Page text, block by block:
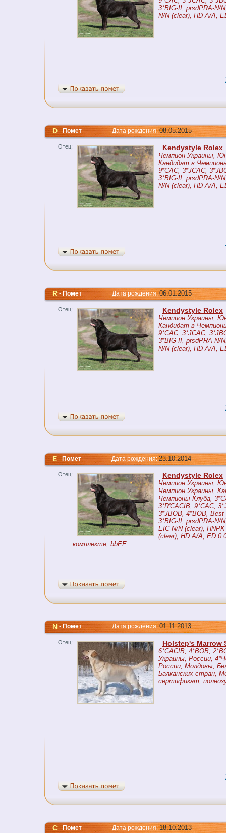
3*BIG-II, prsdPRA-N/
N/N (clear), HD A/A,
D-ПометДата рождения:08.05.2015
Отец: Kendystyle Rolex
Чемпион Украины,
Кандидат в
9*CAC, 3*JCAC,
3*BIG-II, prsdPRA-N/
N/N (clear), HD A/A,
R-ПометДата рождения:06.01.2015
Отец: Kendystyle Rolex
Чемпион Украины,
Кандидат в
9*CAC, 3*JCAC,
3*BIG-II, prsdPRA-N/
N/N (clear), HD A/A,
E-ПометДата рождения:23.10.2014
Отец: Kendystyle Rolex
Чемпион Украины,
Чемпион Украины,
Чемпионы Клуба,
3*R'CACIB, 9*CAC,
3*JBOB, 4*BOB, Best
3*BIG-II, prsdPRA-N/
EIC-N/N (clear),
(clear), HD A/A, ED
комплекте, bbEE
N-ПометДата рождения:01.11.2013
Отец: Holstep's Marrow
6*CACIB, 4*BOB,
Украины, России,
России, Молдовы,
Балканских стран,
сертификат,
C-ПометДата рождения:18.10.2013